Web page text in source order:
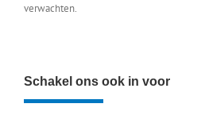
verwachten.
Schakel ons ook in voor